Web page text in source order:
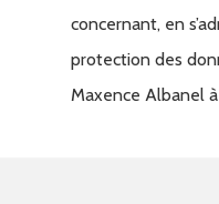
concernant, en
protection des
Maxence Albanel